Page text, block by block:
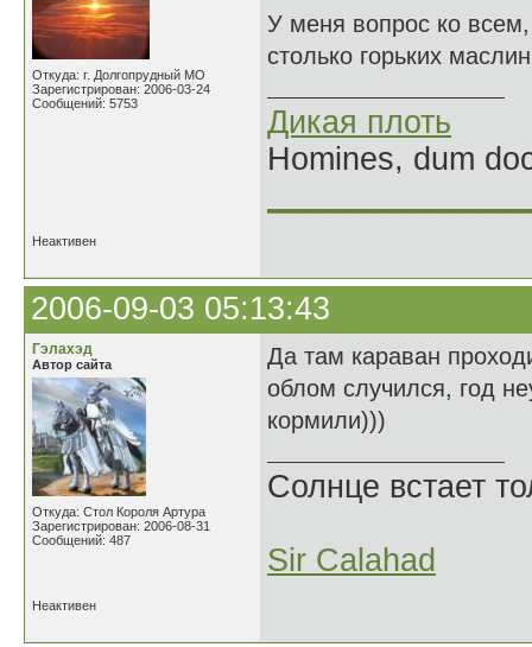
Откуда: г. Долгопрудный МО
Зарегистрирован: 2006-03-24
Сообщений: 5753
У меня вопрос ко
столько горьких
Дикая плоть
Homines, dum
Неактивен
2006-09-03 05:13:43
Гэлахэд
Автор сайта
Откуда: Стол Короля Артура
Зарегистрирован: 2006-08-31
Сообщений: 487
Да там караван
облом случился, год
кормили)))
Солнце встает
Sir Calahad
Неактивен